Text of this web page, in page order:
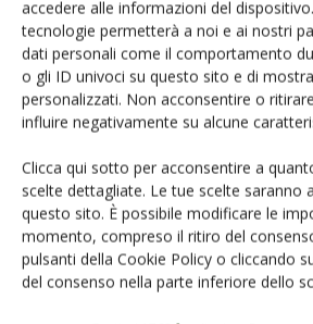
accedere alle informazioni del
tecnologie permetterà a noi e ai nostri
dati personali come il comportamento
o gli ID univoci su questo sito e di
personalizzati. Non acconsentire o
influire negativamente su alcune
Clicca qui sotto per acconsentire a
scelte dettagliate. Le tue scelte saranno
questo sito. È possibile modificare le
momento, compreso il ritiro del
pulsanti della Cookie Policy o cliccando
del consenso nella parte inferiore dello
Iscriviti alle nostre